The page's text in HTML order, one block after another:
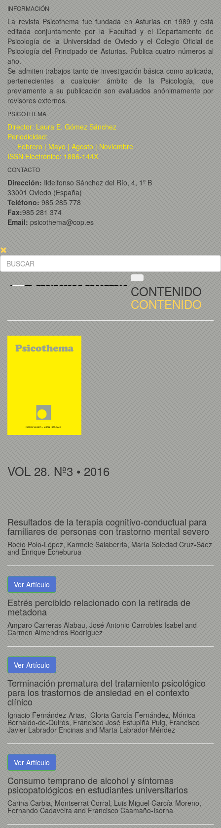
INFORMACIÓN
La revista Psicothema fue fundada en Asturias en 1989 y está
editada conjuntamente por la Facultad y el Departamento de
Psicología de la Universidad de Oviedo y el Colegio Oficial de
Psicología del Principado de Asturias. Publica cuatro números al
año.
Se admiten trabajos tanto de investigación básica como aplicada,
pertenecientes a cualquier ámbito de la Psicología, que
previamente a su publicación son evaluados anónimamente por
revisores externos.
PSICOTHEMA
Director: Laura E. Gómez Sánchez
Periodicidad:
Febrero | Mayo | Agosto | Noviembre
ISSN Electrónico: 1886-144X
CONTACTO
Dirección: Ildelfonso Sánchez del Río, 4, 1º B
33001 Oviedo (España)
Teléfono: 985 285 778
Fax:985 281 374
Email: psicothema@cop.es
CONTENIDO
CONTENIDO
VOL 28. Nº3 • 2016
Resultados de la terapia cognitivo-conductual para
familiares de personas con trastorno mental severo
Rocío Polo-López, Karmele Salaberria, María Soledad Cruz-Sáez
and Enrique Echeburua
Ver Artículo
Estrés percibido relacionado con la retirada de
metadona
Amparo Carreras Alabau, José Antonio Carrobles Isabel and
Carmen Almendros Rodríguez
Ver Artículo
Terminación prematura del tratamiento psicológico
para los trastornos de ansiedad en el contexto
clínico
Ignacio Fernández-Arias, Gloria García-Fernández, Mónica
Bernaldo-de-Quirós, Francisco José Estupiñá Puig, Francisco
Javier Labrador Encinas and Marta Labrador-Méndez
Ver Artículo
Consumo temprano de alcohol y síntomas
psicopatológicos en estudiantes universitarios
Carina Carbia, Montserrat Corral, Luis Miguel García-Moreno,
Fernando Cadaveira and Francisco Caamaño-Isorna